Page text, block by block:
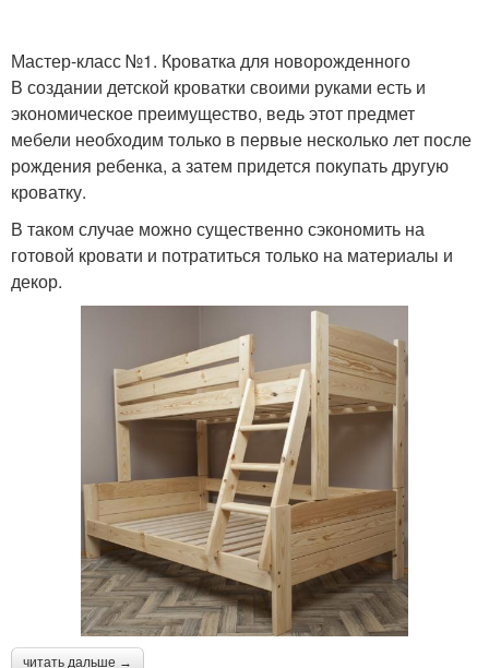
Мастер-класс №1. Кроватка для новорожденного
В создании детской кроватки своими руками есть и
экономическое преимущество, ведь этот предмет
мебели необходим только в первые несколько лет после
рождения ребенка, а затем придется покупать другую
кроватку.
В таком случае можно существенно сэкономить на
готовой кровати и потратиться только на материалы и
декор.
читать дальше →